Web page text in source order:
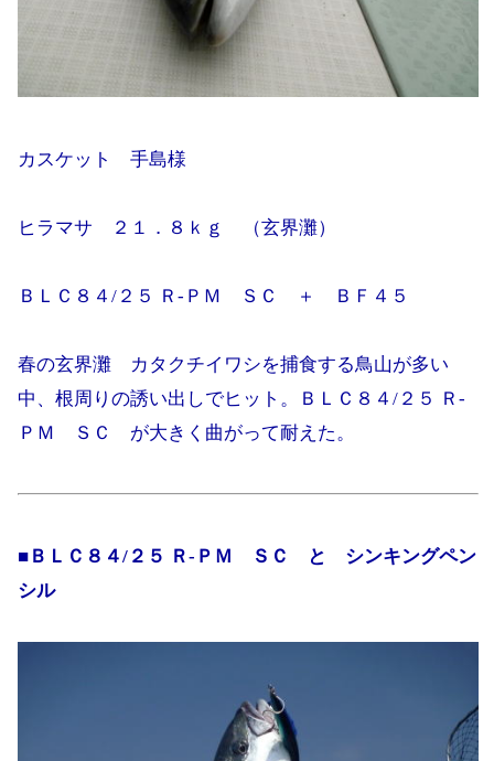
カスケット 手島様
ヒラマサ ２１．８ｋｇ （玄界灘）
ＢＬＣ８４/２５ Ｒ-ＰＭ ＳＣ ＋ ＢＦ４５
春の玄界灘 カタクチイワシを捕食する鳥山が多い
中、根周りの誘い出しでヒット。ＢＬＣ８４/２５ Ｒ-
ＰＭ ＳＣ が大きく曲がって耐えた。
■ＢＬＣ８４/２５ Ｒ-ＰＭ ＳＣ と シンキングペン
シル